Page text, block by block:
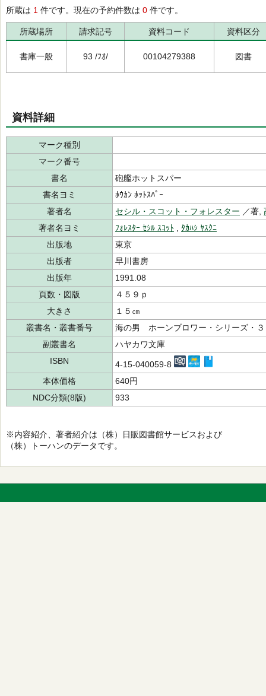
所蔵は 1 件です。現在の予約件数は 0 件です。
所蔵場所 請求記号 資料コード 資料区分
書庫一般 93 /ﾌｵ/ 00104279388 図書
資料詳細
マーク種別
マーク番号
書名
砲艦ホットスパー
書名ヨミ
ﾎｳｶﾝ ﾎｯﾄｽﾊﾟｰ
著者名
セシル・スコット・フォレスター ／著,
著者名ヨミ
ﾌｫﾚｽﾀｰ ｾｼﾙ ｽｺｯﾄ
ﾀｶﾊｼ ﾔｽｸﾆ
出版地
東京
出版者
早川書房
出版年
1991.08
頁数・図版
４５９ｐ
大きさ
１５㎝
叢書名・叢書番号
海の男 ホーンブロワー・シリーズ・３
副叢書名
ハヤカワ文庫
ISBN
4-15-040059-8
本体価格
640円
NDC分類(8版)
933
※内容紹介、著者紹介は（株）日販図書館サービスおよび
（株）トーハンのデータです。